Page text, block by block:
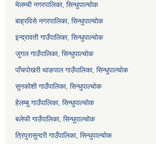
मेलम्ची नगरपालिका, सिन्धुपाल्चोक
बाह्रविसे नगरपालिका, सिन्धुपाल्चोक
इन्द्रावती गाउँपालिका, सिन्धुपाल्चोक
जुगल गाउँपालिका, सिन्धुपाल्चोक
पाँचपोखरी थाङपाल गाउँपालिका, सिन्धुपाल्चोक
सुनकोशी गाउँपालिका, सिन्धुपाल्चोक
हेलम्बु गाउँपालिका, सिन्धुपाल्चोक
बलेफी गाउँपालिका, सिन्धुपाल्चोक
त्रिपुरासुन्दरी गाउँपालिका, सिन्धुपाल्चोक